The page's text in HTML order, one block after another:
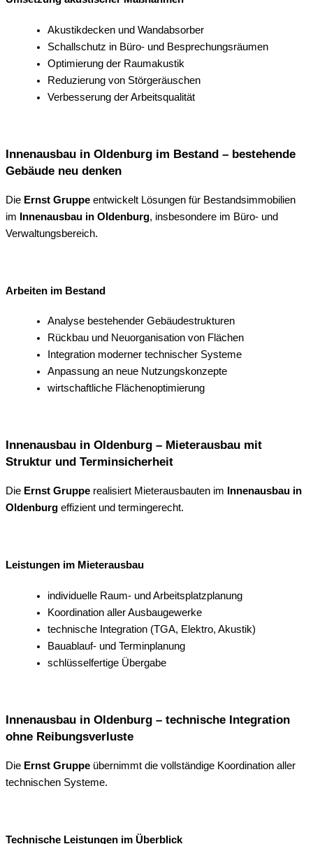
Akustikdecken und Wandabsorber
Schallschutz in Büro- und Besprechungsräumen
Optimierung der Raumakustik
Reduzierung von Störgeräuschen
Verbesserung der Arbeitsqualität
Innenausbau in Oldenburg im Bestand – bestehende
Gebäude neu denken
Die Ernst Gruppe entwickelt Lösungen für Bestandsimmobilien
im
Innenausbau in Oldenburg, insbesondere im Büro- und
Verwaltungsbereich.
Arbeiten im Bestand
Analyse bestehender Gebäudestrukturen
Rückbau und Neuorganisation von Flächen
Integration moderner technischer Systeme
Anpassung an neue Nutzungskonzepte
wirtschaftliche Flächenoptimierung
Innenausbau in Oldenburg – Mieterausbau mit
Struktur und Terminsicherheit
Die Ernst Gruppe realisiert Mieterausbauten im
Innenausbau in
Oldenburg effizient und termingerecht.
Leistungen im Mieterausbau
individuelle Raum- und Arbeitsplatzplanung
Koordination aller Ausbaugewerke
technische Integration (TGA, Elektro, Akustik)
Bauablauf- und Terminplanung
schlüsselfertige Übergabe
Innenausbau in Oldenburg – technische Integration
ohne Reibungsverluste
Die Ernst Gruppe übernimmt die vollständige Koordination aller
technischen Systeme.
Technische Leistungen im Überblick